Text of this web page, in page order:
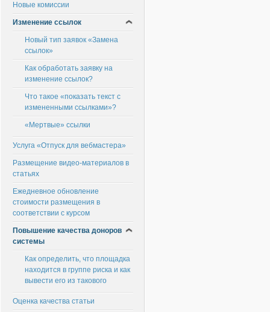
Новые комиссии
Изменение ссылок
Новый тип заявок «Замена
ссылок»
Как обработать заявку на
изменение ссылок?
Что такое «показать текст с
измененными ссылками»?
«Мертвые» ссылки
Услуга «Отпуск для вебмастера»
Размещение видео-материалов в
статьях
Ежедневное обновление
стоимости размещения в
соответствии с курсом
Повышение качества доноров
системы
Как определить, что площадка
находится в группе риска и как
вывести его из такового
Оценка качества статьи